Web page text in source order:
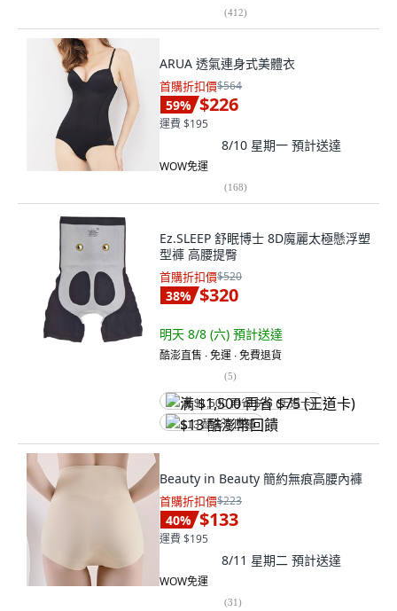
(412)
ARUA 透氣連身式美體衣
首購折扣價$564
59% $226
運費 $195
8/10 星期一 預計送達
WOW免運
(168)
Ez.SLEEP 舒眠博士 8D魔麗太極懸浮塑
型褲 高腰提臀
首購折扣價$520
38% $320
明天 8/8 (六) 預計送達
酷澎直售 ∙ 免運 ∙ 免費退貨
(5)
满 $1,500 再省 $75 (王道卡)
$13 酷澎幣回饋
Beauty in Beauty 簡約無痕高腰內褲
首購折扣價$223
40% $133
運費 $195
8/11 星期二 預計送達
WOW免運
(31)